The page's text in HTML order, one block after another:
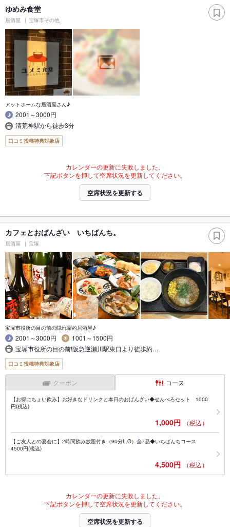
ゆめみ食堂
居酒屋 宝塚市その他
アットホームな居酒屋さん♪
2001～3000円
清荒神駅から徒歩3分
口コミ投稿特典対象店
カレンダーの更新に失敗しました。
下記ボタンを押して空席状況を更新してください。
空席状況を更新する
カフェとおばんざい いちばんち。
居酒屋 宝塚
宝塚市役所の目の前の隠れ家的居酒屋♪
2001～3000円
1001～1500円
宝塚市役所の目の前!阪急逆瀬川駅東口より徒歩約…
口コミ投稿特典対象店
クーポン コース
【お得にちょい飲み】お好きなドリンクと本日のおばんざい◆せんべろセット 1000
円(税込)
1,000円 （税込）
【ご友人との宴会に】2時間飲み放題付き（90分L.O）全7品◆いちばんちコース
4500円(税込)
4,500円 （税込）
カレンダーの更新に失敗しました。
下記ボタンを押して空席状況を更新してください。
空席状況を更新する